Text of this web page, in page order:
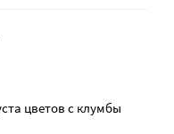
цветов с клумбы